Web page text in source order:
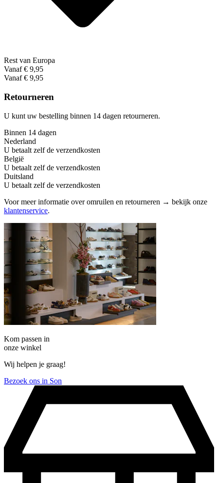
Rest van Europa
Vanaf € 9,95
Vanaf € 9,95
Retourneren
U kunt uw bestelling binnen 14 dagen retourneren.
Binnen 14 dagen
Nederland
U betaalt zelf de verzendkosten
België
U betaalt zelf de verzendkosten
Duitsland
U betaalt zelf de verzendkosten
Voor meer informatie over omruilen en retourneren → bekijk onze
klantenservice.
Kom passen in
onze winkel
Wij helpen je graag!
Bezoek ons in Son